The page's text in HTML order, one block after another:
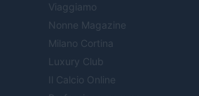
Viaggiamo
Nonne Magazine
Milano Cortina
Luxury Club
Il Calcio Online